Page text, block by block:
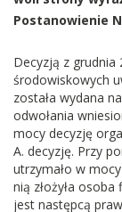
Postanowienie
Decyzją z grudnia
środowiskowych
została wydana
odwołania
mocy decyzję
A. decyzję. Przy
utrzymało w
nią złożyła osoba
jest następcą